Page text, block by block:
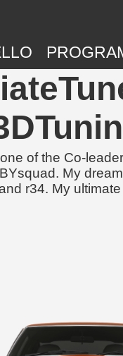
of the Co-
My
r34. My